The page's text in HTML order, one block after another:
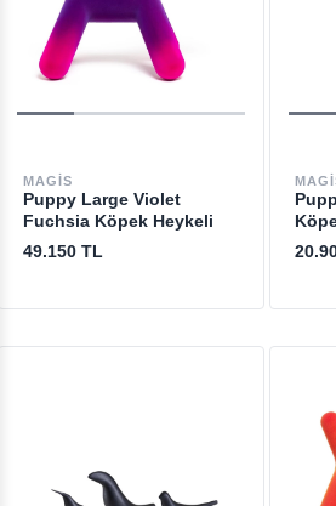
MAGIS
Puppy Large Violet
Fuchsia Köpek Heykeli
49.150 TL